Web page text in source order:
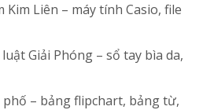
Kim Liên – máy tính Casio, file
Giải Phóng – sổ tay bìa da,
– bảng flipchart, bảng từ,